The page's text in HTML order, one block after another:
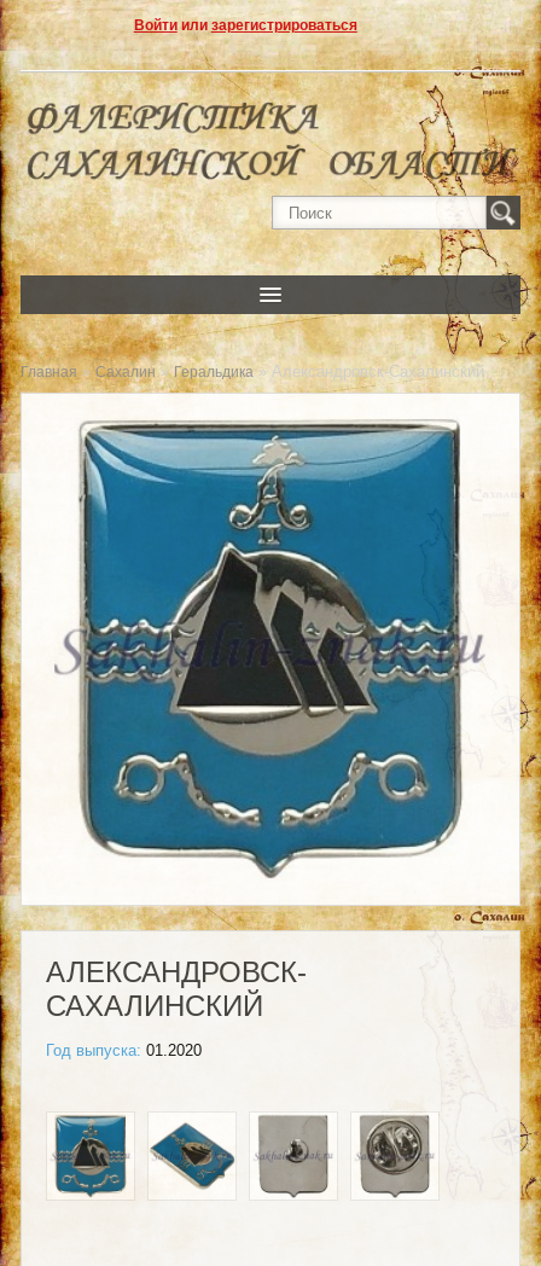
Войтиили зарегистрироваться
Главная » Сахалин»Геральдика» Александровск-Сахалинский
АЛЕКСАНДРОВСК-
САХАЛИНСКИЙ
Год выпуска: 01.2020